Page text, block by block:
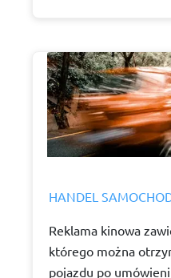
HANDEL
Reklama kinowa
którego można
pojazdu po